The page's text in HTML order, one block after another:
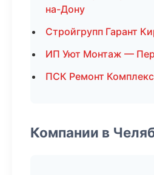
на-Дону
Стройгрупп Гарант
ИП Уют Монтаж —
ПСК Ремонт
Компании в